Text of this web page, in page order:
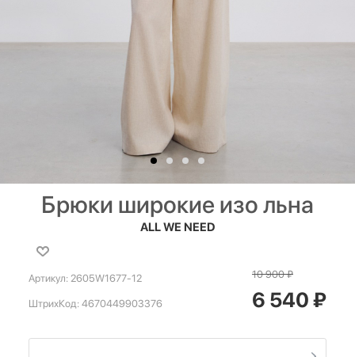
Брюки широкие изо льна
ALL WE NEED
Артикул: 2605W1677-12
ШтрихКод: 4670449903376
10 900₽
6 540₽